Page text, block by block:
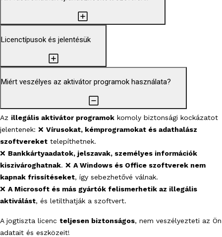
Licenctípusok és jelentésük
Miért veszélyes az aktivátor programok használata?
Az illegális aktivátor programok komoly biztonsági kockázatot
jelentenek: ❌ Vírusokat, kémprogramokat és adathalász
szoftvereket telepíthetnek.
❌ Bankkártyaadatok, jelszavak, személyes információk
kiszivároghatnak. ❌ A Windows és Office szoftverek nem
kapnak frissítéseket, így sebezhetővé válnak.
❌ A Microsoft és más gyártók felismerhetik az illegális
aktiválást, és letilthatják a szoftvert.
A jogtiszta licenc teljesen biztonságos, nem veszélyezteti az Ön
adatait és eszközeit!